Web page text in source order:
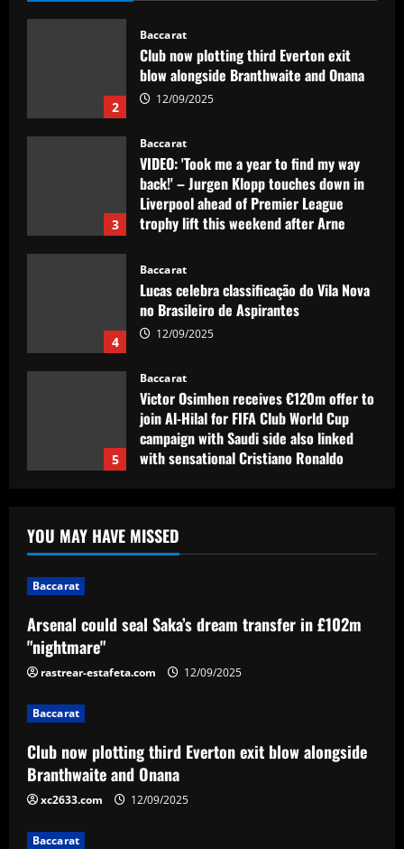
2
Baccarat
Club now plotting third Everton exit
blow alongside Branthwaite and Onana
12/09/2025
3
Baccarat
VIDEO: 'Took me a year to find my way
back!' – Jurgen Klopp touches down in
Liverpool ahead of Premier League
trophy lift this weekend after Arne
12/09/2025
4
Baccarat
Lucas celebra classificação do Vila Nova
no Brasileiro de Aspirantes
12/09/2025
5
Baccarat
Victor Osimhen receives €120m offer to
join Al-Hilal for FIFA Club World Cup
campaign with Saudi side also linked
with sensational Cristiano Ronaldo
Arsenal could seal Saka’s dream transfer
in £102m "nightmare"
Baccarat
blow alongside Branthwaite and Onana
VIDEO: 'Took me a year to find my way
back!' – Jurgen Klopp touches down in
trophy lift this weekend after Arne
YOU MAY HAVE MISSED
Baccarat
Arsenal could seal Saka’s dream transfer in £102m
"nightmare"
rastrear-estafeta.com 12/09/2025
Baccarat
Club now plotting third Everton exit blow alongside
Branthwaite and Onana
xc2633.com 12/09/2025
Baccarat